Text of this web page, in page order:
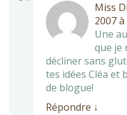
Miss
2007
Une
que je
décliner sans
tes idées Cléa et
de blogue!
Répondre ↓